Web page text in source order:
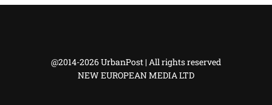
@2014-2026 UrbanPost | All rights reserved
NEW EUROPEAN MEDIA LTD